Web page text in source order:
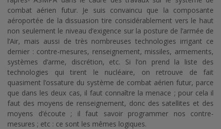
combat aérien futur. Je suis convaincu que la composante
aéroportée de la dissuasion tire considérablement vers le haut
non seulement le niveau d’exigence sur la posture de l’armée de
l’Air, mais aussi de très nombreuses technologies irrigant ce
dernier : contre-mesures, renseignement, missiles, armements,
systèmes d’arme, discrétion, etc. Si l’on prend la liste des
technologies qui tirent le nucléaire, on retrouve de fait
quasiment l’ossature du système de combat aérien futur, parce
que dans les deux cas, il faut connaître la menace ; pour cela il
faut des moyens de renseignement, donc des satellites et des
moyens d’écoute ; il faut savoir programmer nos contre-
mesures ; etc : ce sont les mêmes logiques.